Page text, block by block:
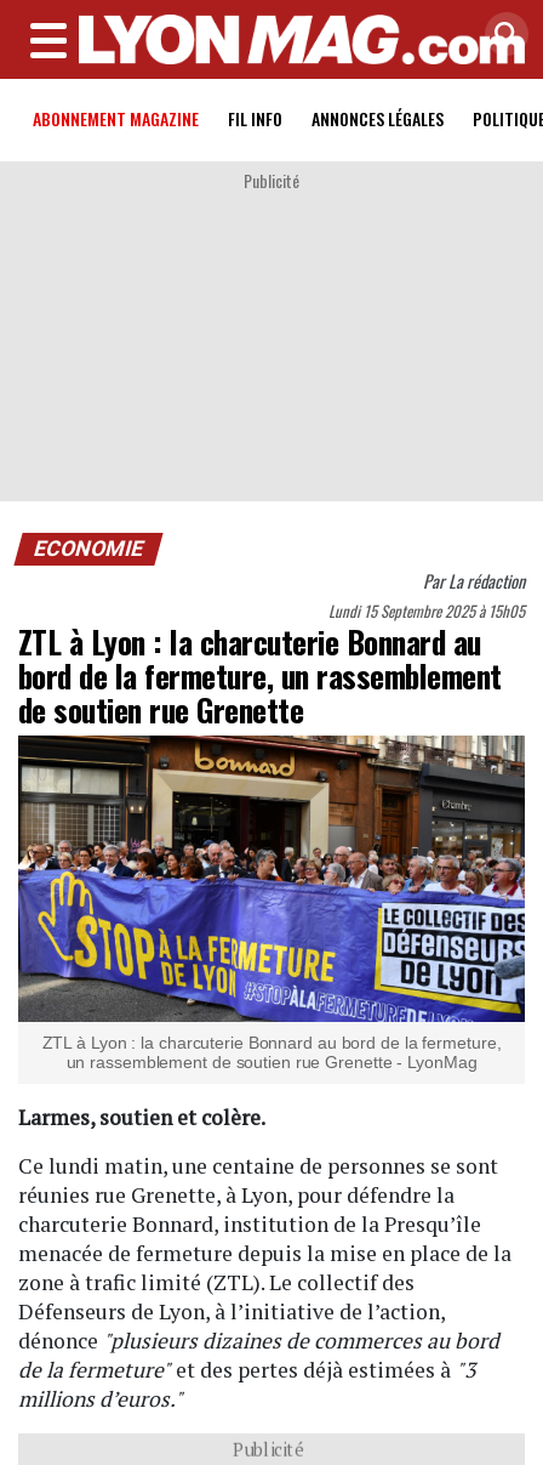
MENU
ABONNEMENT MAGAZINE FIL INFO ANNONCES LÉGALES
Publicité
ECONOMIE
ParLa rédaction
Lundi 15 Septembre 2025 à 15h05
ZTL à Lyon : la charcuterie Bonnard au
bord de la fermeture, un rassemblement
de soutien rue Grenette
ZTL à Lyon : la charcuterie Bonnard au bord de la fermeture,
un rassemblement de soutien rue Grenette - LyonMag
Larmes, soutien et colère.
Ce lundi matin, une centaine de personnes se sont
réunies rue Grenette, à Lyon, pour défendre la
charcuterie Bonnard, institution de la Presqu’île
menacée de fermeture depuis la mise en place de la
zone à trafic limité (ZTL). Le collectif des
Défenseurs de Lyon, à l’initiative de l’action,
dénonce "plusieurs dizaines de commerces au bord
de la fermeture"et des pertes déjà estimées à "3
millions d’euros."
Publicité